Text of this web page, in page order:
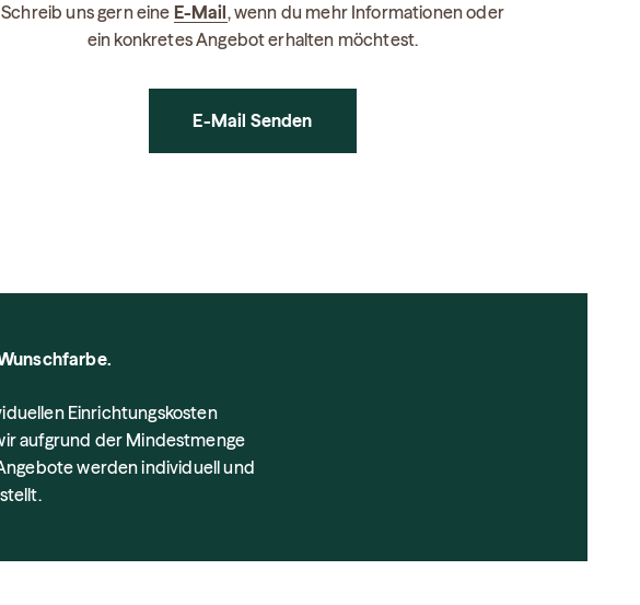
Schreib uns gern eine E-Mail, wenn du mehr Informationen oder
ein konkretes Angebot erhalten möchtest.
E-Mail Senden
Einrichtungskosten
aufgrund der Mindestmenge
werden individuell und